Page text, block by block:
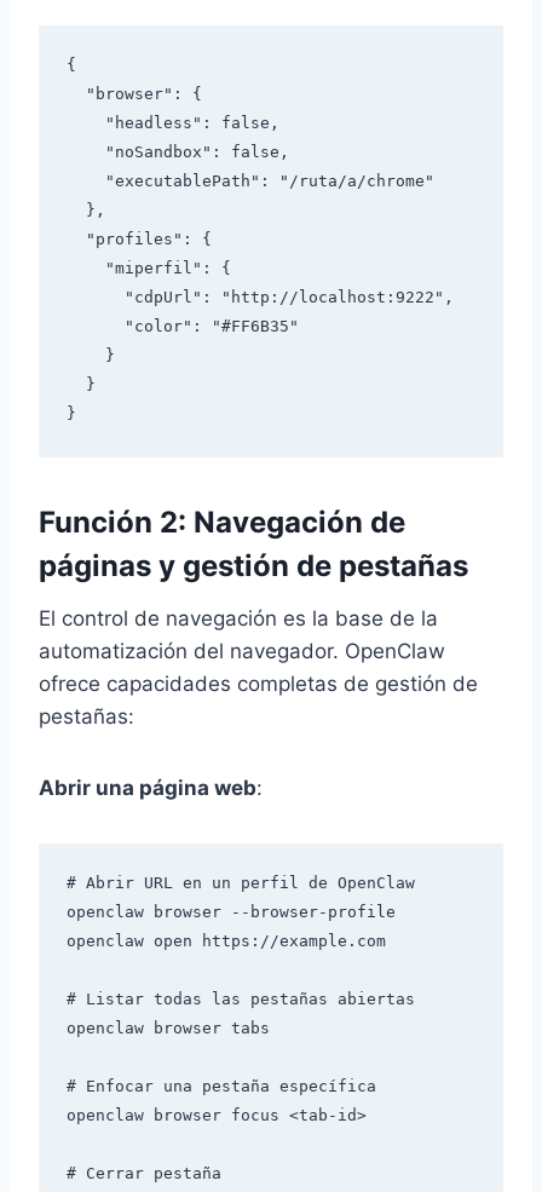
{
Función 2: Navegación de
páginas y gestión de pestañas
El control de navegación es la base de la
automatización del navegador. OpenClaw
ofrece capacidades completas de gestión de
pestañas:
Abrir una página web:
# Abrir URL en un perfil de OpenClaw
openclaw browser --browser-profile
openclaw open https://example.com
# Listar todas las pestañas abiertas
openclaw browser tabs
# Enfocar una pestaña específica
openclaw browser focus <tab-id>
# Cerrar pestaña